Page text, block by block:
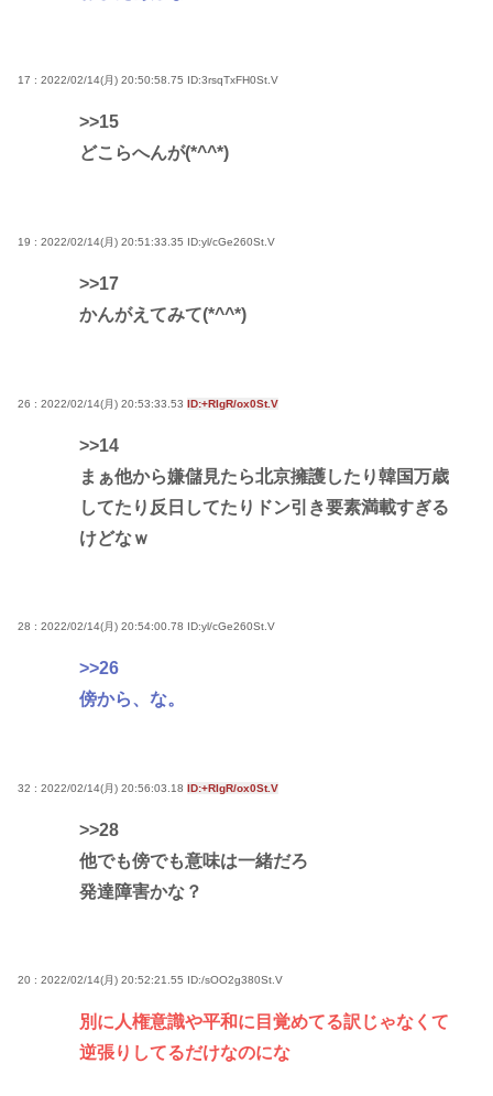
17 : 2022/02/14(月) 20:50:58.75 ID:3rsqTxFH0St.V
>>15
どこらへんが(*^^*)
19 : 2022/02/14(月) 20:51:33.35 ID:yl/cGe260St.V
>>17
かんがえてみて(*^^*)
26 : 2022/02/14(月) 20:53:33.53 ID:+RIgR/ox0St.V
>>14
まぁ他から嫌儲見たら北京擁護したり韓国万歳
してたり反日してたりドン引き要素満載すぎる
けどなｗ
28 : 2022/02/14(月) 20:54:00.78 ID:yl/cGe260St.V
>>26
傍から、な。
32 : 2022/02/14(月) 20:56:03.18 ID:+RIgR/ox0St.V
>>28
他でも傍でも意味は一緒だろ
発達障害かな？
20 : 2022/02/14(月) 20:52:21.55 ID:/sOO2g380St.V
別に人権意識や平和に目覚めてる訳じゃなくて
逆張りしてるだけなのにな